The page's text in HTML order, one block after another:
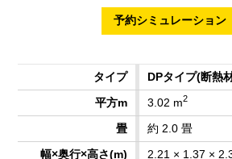
DPタイプ(断熱
3.02 m2
約 2.0 畳
2.21 × 1.37 ×